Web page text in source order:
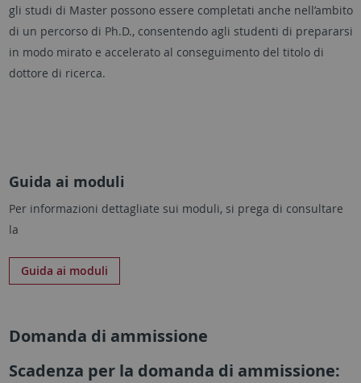
gli studi di Master possono essere completati anche nell’ambito
di un percorso di Ph.D., consentendo agli studenti di prepararsi
in modo mirato e accelerato al conseguimento del titolo di
dottore di ricerca.
Guida ai moduli
Per informazioni dettagliate sui moduli, si prega di consultare
la
Guida ai moduli
Domanda di ammissione
Scadenza per la domanda di ammissione: